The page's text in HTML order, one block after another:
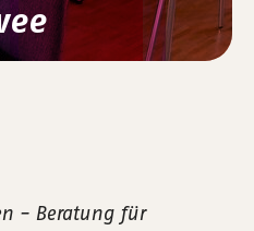
- Beratung für